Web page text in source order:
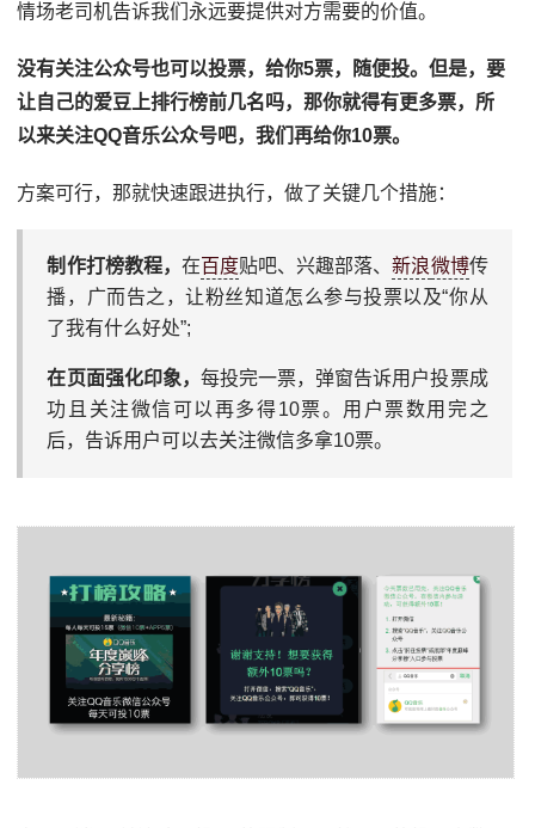
情场老司机告诉我们永远要提供对方需要的价值。
没有关注公众号也可以投票，给你5票，随便投。但是，要
让自己的爱豆上排行榜前几名吗，那你就得有更多票，所
以来关注QQ音乐公众号吧，我们再给你10票。
方案可行，那就快速跟进执行，做了关键几个措施：
制作打榜教程， 在百度贴吧、兴趣部落、新浪微博传
播，广而告之，让粉丝知道怎么参与投票以及“你从
了我有什么好处”;
在页面强化印象， 每投完一票，弹窗告诉用户投票成
功且关注微信可以再多得10票。用户票数用完之
后，告诉用户可以去关注微信多拿10票。